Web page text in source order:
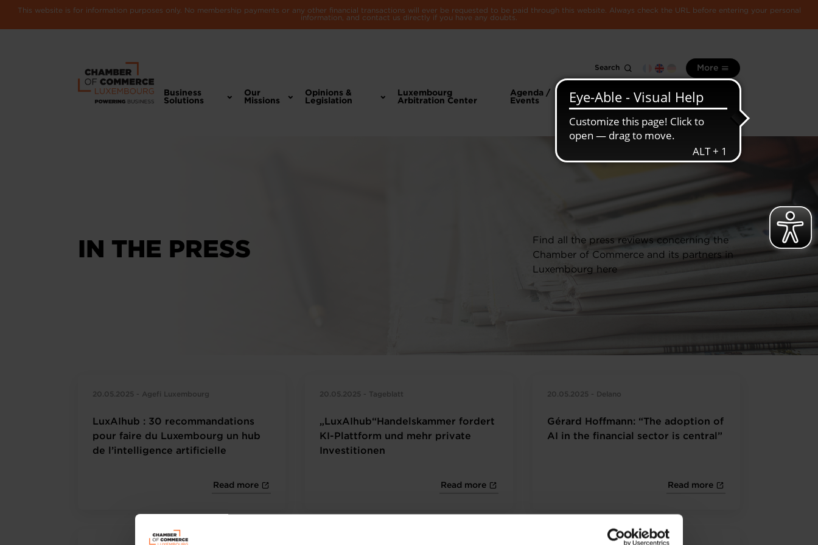
This website is for information purposes only. No membership payments or any other financial transactions will ever be requested to be paid through this website. Always check the URL before entering your personal
information, and contact us directly if you have any doubts.
Search More
Business
Solutions
Our
Missions
Opinions &
Legislation
Luxembourg
Arbitration Center
Agenda /
Events
information
Luxembourg
economy
IN THE PRESS
Find all the press reviews concerning the
Chamber of Commerce and its partners in
Luxembourg here
20.05.2025 - Agefi Luxembourg
LuxAIhub : 30 recommandations
pour faire du Luxembourg un hub
de l’intelligence artificielle
Read more
20.05.2025 - Tageblatt
„LuxAIhub“Handelskammer fordert
KI-Plattform und mehr private
Investitionen
Read more
20.05.2025 - Delano
Gérard Hoffmann: “The adoption of
AI in the financial sector is central”
Read more